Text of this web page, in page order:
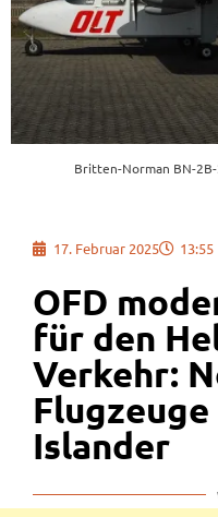
Britten-Norman BN-
17. Februar 2025 13:55
OFD
für den
Verkehr:
Islander